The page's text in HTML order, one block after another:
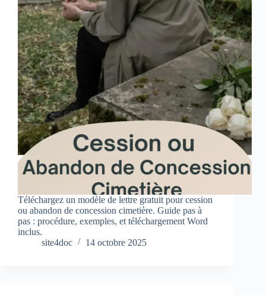
Téléchargez un modèle de lettre gratuit pour cession
ou abandon de concession cimetière. Guide pas à
pas : procédure, exemples, et téléchargement Word
inclus.
site4doc
14 octobre 2025